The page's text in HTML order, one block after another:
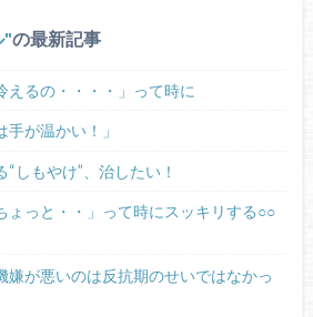
の最新記事
えるの・・・・」って時に
手が温かい！」
“しもやけ”、治したい！
ょっと・・」って時にスッキリする○○
嫌が悪いのは反抗期のせいではなかっ